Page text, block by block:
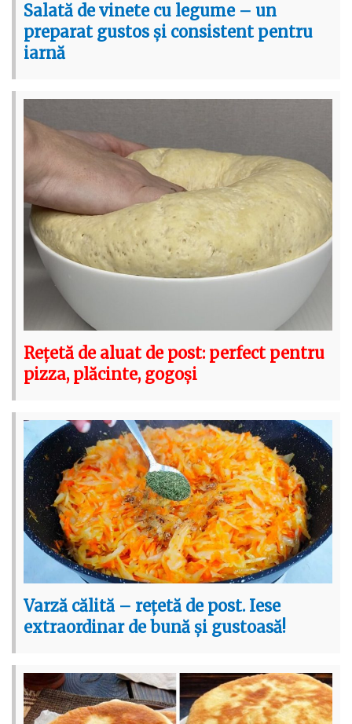
Salată de vinete cu legume – un
preparat gustos și consistent pentru
iarnă
Rețetă de aluat de post: perfect pentru
pizza, plăcinte, gogoși
Varză călită – rețetă de post. Iese
extraordinar de bună și gustoasă!